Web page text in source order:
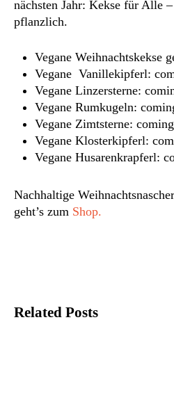
nächsten Jahr: Kekse für Alle
pflanzlich.
Vegane Weihnachtskekse
Vegane Vanillekipferl:
Vegane Linzersterne:
Vegane Rumkugeln:
Vegane Zimtsterne:
Vegane Klosterkipferl:
Vegane Husarenkrapferl:
Nachhaltige
geht’s zum Shop.
Related Posts